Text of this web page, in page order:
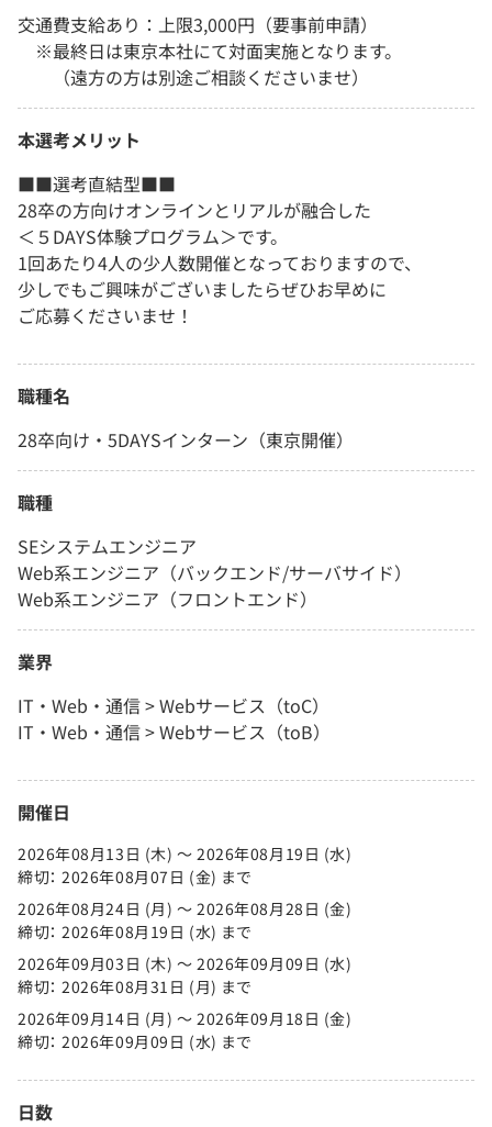
交通費支給あり：上限3,000円（要事前申請）
※最終日は東京本社にて対面実施となります。
（遠方の方は別途ご相談くださいませ）
本選考メリット
■■選考直結型■■
28卒の方向けオンラインとリアルが融合した
＜５DAYS体験プログラム＞です。
1回あたり4人の少人数開催となっておりますので、
少しでもご興味がございましたらぜひお早めに
ご応募くださいませ！
職種名
28卒向け・5DAYSインターン（東京開催）
職種
SEシステムエンジニア
Web系エンジニア（バックエンド/サーバサイド）
Web系エンジニア（フロントエンド）
業界
IT・Web・通信 > Webサービス（toC）
IT・Web・通信 > Webサービス（toB）
開催日
2026年08月13日 (木) 〜 2026年08月19日 (水)
締切： 2026年08月07日 (金) まで
2026年08月24日 (月) 〜 2026年08月28日 (金)
締切： 2026年08月19日 (水) まで
2026年09月03日 (木) 〜 2026年09月09日 (水)
締切： 2026年08月31日 (月) まで
2026年09月14日 (月) 〜 2026年09月18日 (金)
締切： 2026年09月09日 (水) まで
日数